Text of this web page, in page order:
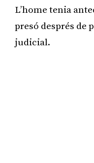
L’home tenia
presó després de
judicial.